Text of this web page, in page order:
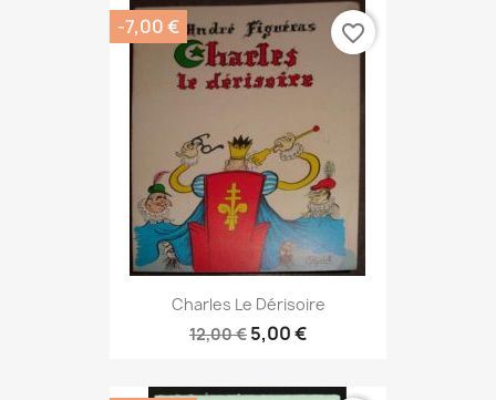
Charles Le Dérisoire
12,00 € 5,00 €
-7,00 € favorite_border